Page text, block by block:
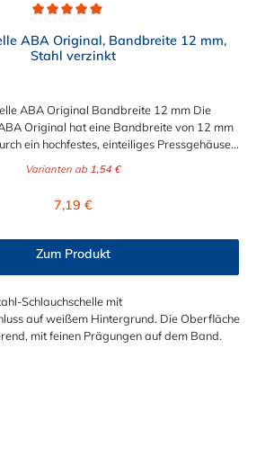
ABA Original, Bandbreite 12 mm,
Stahl verzinkt
ABA Original Bandbreite 12 mm Die
Original hat eine Bandbreite von 12 mm
ein hochfestes, einteiliges Pressgehäuse.
werden die Schläuche geschützt. Die
Spannbereich von 16 mm bis 310 mm.
Schlauchschonend dank glatter
Industrie Bewässungssysteme
Baumaschinen Marineindustrie
Heimwerker
Varianten ab 1,54 €
Regulärer Preis:
7,19 €
Zum Produkt